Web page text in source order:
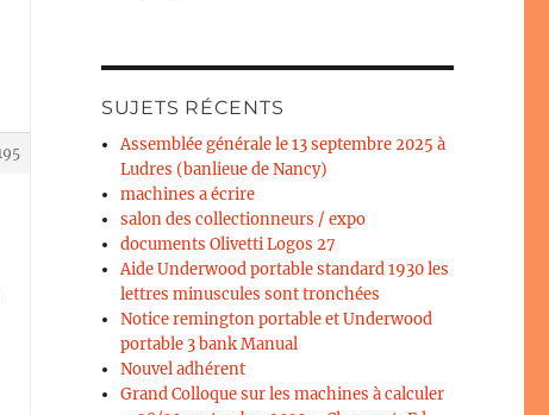
SUJETS RÉCENTS
Assemblée générale le 13 septembre 2025 à
Ludres (banlieue de Nancy)
machines a écrire
salon des collectionneurs / expo
documents Olivetti Logos 27
Aide Underwood portable standard 1930 les
lettres minuscules sont tronchées
Notice remington portable et Underwood
portable 3 bank Manual
Nouvel adhérent
Grand Colloque sur les machines à calculer